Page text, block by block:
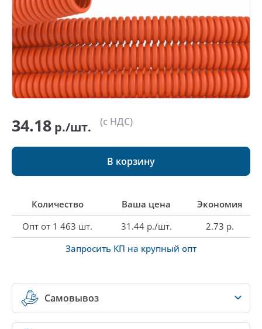
34.18 р./шт. (с НДС)
В корзину
Количество Ваша цена
Экономия
Опт от 1 463 шт.
31.44 р./шт.
2.73 р.
Запросить КП на крупный опт
Самовывоз